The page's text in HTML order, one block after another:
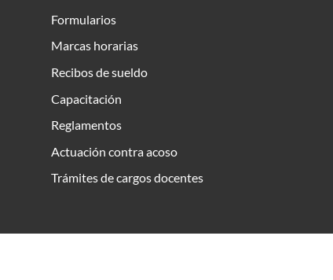
Formularios
Marcas horarias
Recibos de sueldo
Capacitación
Reglamentos
Actuación contra acoso
Trámites de cargos docentes